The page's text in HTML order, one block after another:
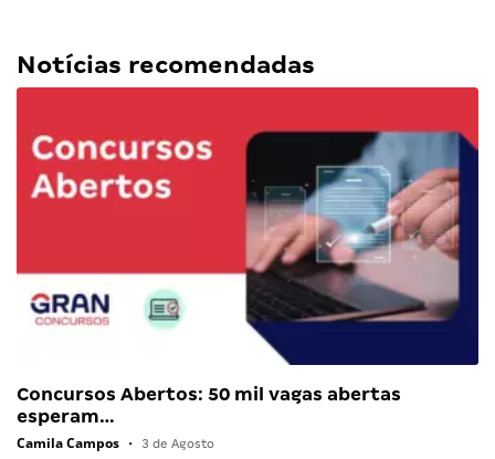
Notícias recomendadas
Concursos Abertos: 50 mil vagas abertas
esperam…
Camila Campos • 3 de Agosto